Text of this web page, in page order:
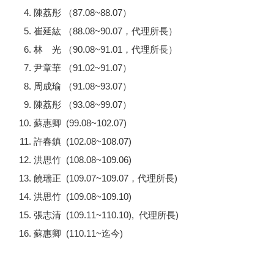
陳荔彤 （87.08~88.07）
崔延紘 （88.08~90.07，代理所長）
林 光 （90.08~91.01，代理所長）
尹章華 （91.02~91.07）
周成瑜 （91.08~93.07）
陳荔彤 （93.08~99.07）
蘇惠卿 (99.08~102.07)
許春鎮 (102.08~108.07)
洪思竹 (108.08~109.06)
饒瑞正 (109.07~109.07，代理所長)
洪思竹 (109.08~109.10)
張志清 (109.11~110.10), 代理所長)
蘇惠卿 (110.11~迄今)